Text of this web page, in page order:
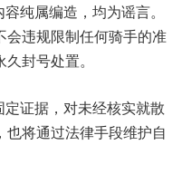
纯属编造，均为谣言。
会违规限制任何骑手的准
封号处置。
证据，对未经核实就散
将通过法律手段维护自